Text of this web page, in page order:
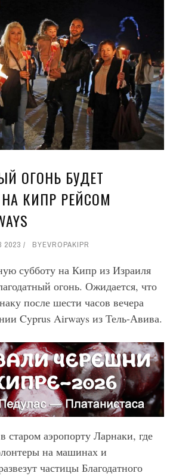
ОГОНЬ БУДЕТ
КИПР РЕЙСОМ
2023 BYEVROPAKIPR
субботу на Кипр из Израиля
огонь. Ожидается, что
после шести часов вечера
Cyprus Airways из Тель-Авива.
старом аэропорту Ларнаки, где
на машинах и
частицы Благодатного